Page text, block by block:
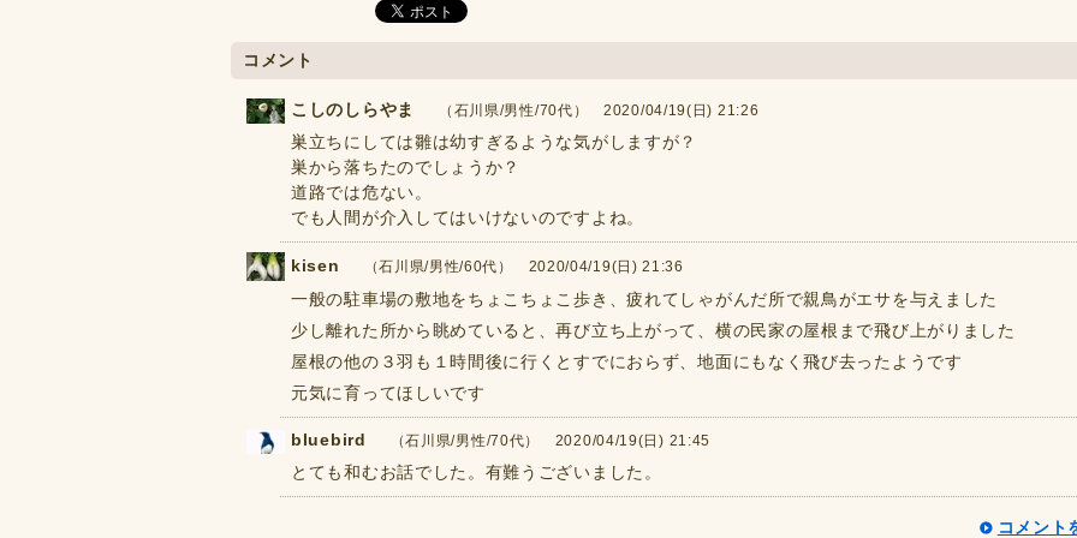
コメント
こしのしらやま （石川県/男性/70代） 2020/04/19(日) 21:26
巣立ちにしては雛は幼すぎるような気がしますが？
巣から落ちたのでしょうか？
道路では危ない。
でも人間が介入してはいけないのですよね。
kisen （石川県/男性/60代） 2020/04/19(日) 21:36
一般の駐車場の敷地をちょこちょこ歩き、疲れてしゃがんだ所で親鳥がエサを与えました
少し離れた所から眺めていると、再び立ち上がって、横の民家の屋根まで飛び上がりました
屋根の他の３羽も１時間後に行くとすでにおらず、地面にもなく飛び去ったようです
元気に育ってほしいです
bluebird （石川県/男性/70代） 2020/04/19(日) 21:45
とても和むお話でした。有難うございました。
コメント